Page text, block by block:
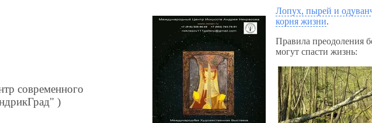
)
Лопух, пырей и
корня жизни.
Правила преодоления
могут спасти жизнь: